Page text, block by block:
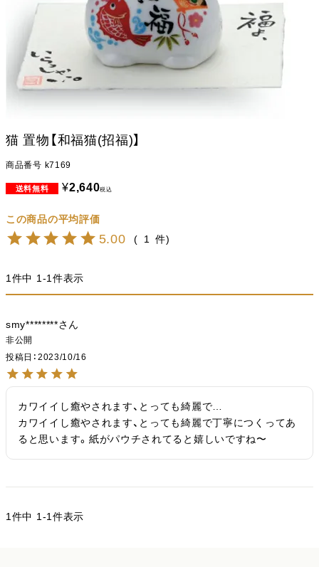
猫 置物【和福猫(招福)】
商品番号 k7169
¥2,640税込
5.00 1
1件中 1-1件表示
smy********
非公開
投稿日
2023/10/16
カワイイし癒やされます、とっても綺麗で…
カワイイし癒やされます、とっても綺麗で丁寧につくってあ
ると思います。紙がパウチされてると嬉しいですね〜
1件中 1-1件表示